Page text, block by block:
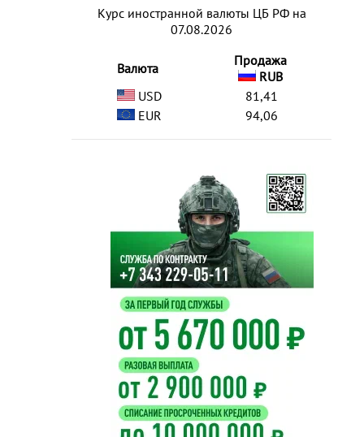
Курс иностранной валюты ЦБ РФ на
07.08.2026
Валюта
Продажа
RUB
USD
81,41
EUR
94,06